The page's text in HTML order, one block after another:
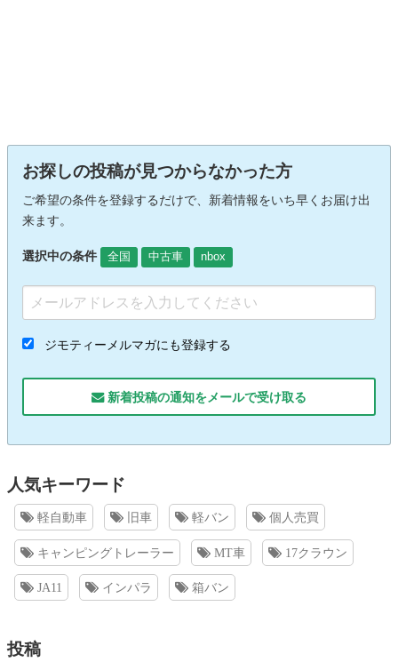
お探しの投稿が見つからなかった方
ご希望の条件を登録するだけで、新着情報をいち早くお届け出
来ます。
選択中の条件 全国 中古車 nbox
ジモティーメルマガにも登録する
新着投稿の通知をメールで受け取る
人気キーワード
軽自動車 旧車 軽バン 個人売買
キャンピングトレーラー MT車 17クラウン
JA11 インパラ 箱バン
投稿